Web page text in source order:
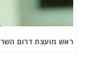
ראש מועצת דרום